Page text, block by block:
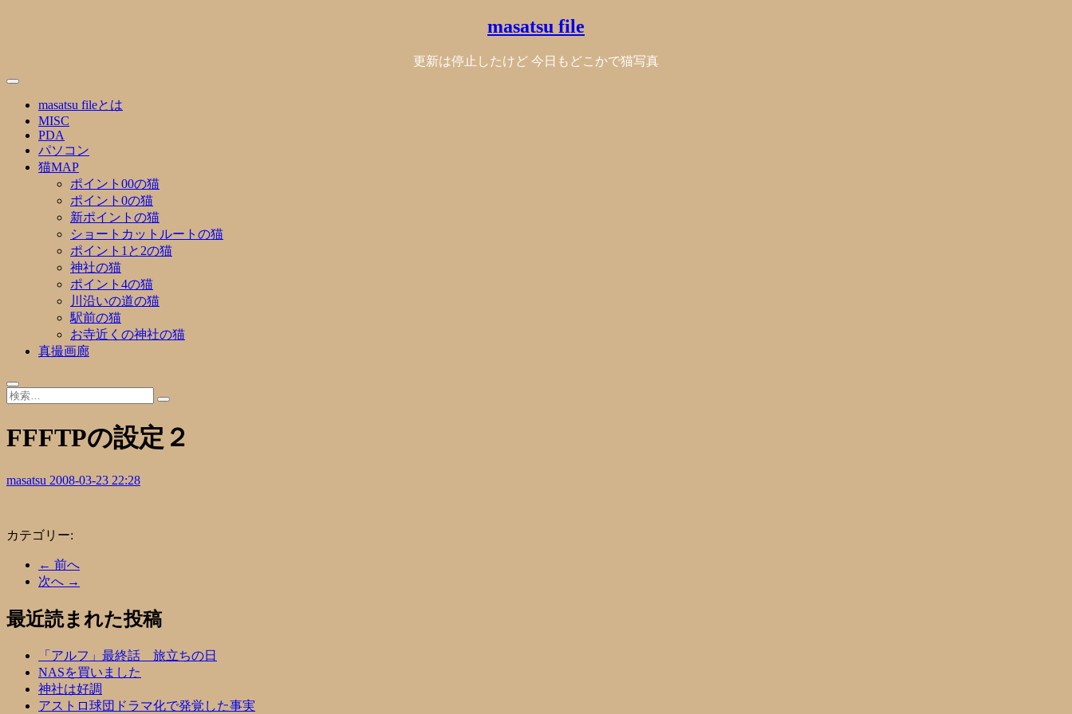
masatsu file
更新は停止したけど 今日もどこかで猫写真
masatsu fileとは
MISC
PDA
パソコン
猫MAP
ポイント00の猫
ポイント0の猫
新ポイントの猫
ショートカットルートの猫
ポイント1と2の猫
神社の猫
ポイント4の猫
川沿いの道の猫
駅前の猫
お寺近くの神社の猫
真撮画廊
FFFTPの設定２
masatsu 2008-03-23 22:28
カテゴリー:
← 前へ
次へ →
最近読まれた投稿
「アルフ」最終話 旅立ちの日
NASを買いました
神社は好調
アストロ球団ドラマ化で発覚した事実